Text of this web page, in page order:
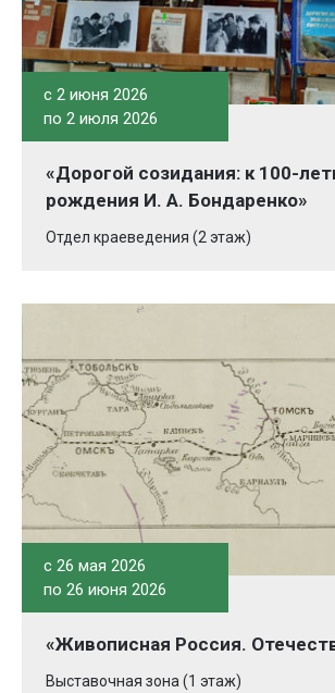
c 2 июня 2026
по 2 июля 2026
«Дорогой созидания: к 100-
рождения И. А. Бондаренко»
Отдел краеведения (2 этаж)
c 26 мая 2026
по 26 июня 2026
«Живописная Россия.
Выставочная зона (1 этаж)